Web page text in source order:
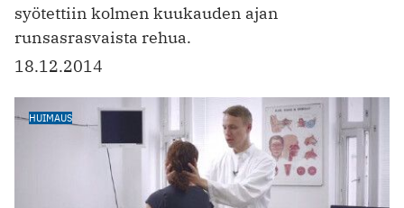
syötettiin kolmen kuukauden ajan
runsasrasvaista rehua.
18.12.2014
HUIMAUS